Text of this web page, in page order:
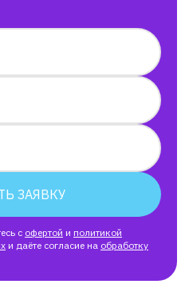
ЗАЯВКУ
с офертой и политикой
и даёте согласие на обработку